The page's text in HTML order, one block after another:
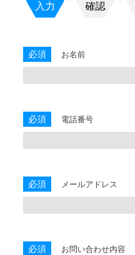
入力 確認
必須 お名前
必須 電話番号
必須 メールアドレス
必須 お問い合わせ内容